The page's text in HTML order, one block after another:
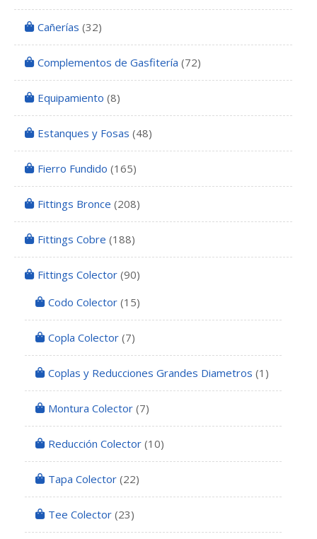
Cañerías (32)
Complementos de Gasfitería (72)
Equipamiento (8)
Estanques y Fosas (48)
Fierro Fundido (165)
Fittings Bronce (208)
Fittings Cobre (188)
Fittings Colector (90)
Codo Colector (15)
Copla Colector (7)
Coplas y Reducciones Grandes Diametros (1)
Montura Colector (7)
Reducción Colector (10)
Tapa Colector (22)
Tee Colector (23)